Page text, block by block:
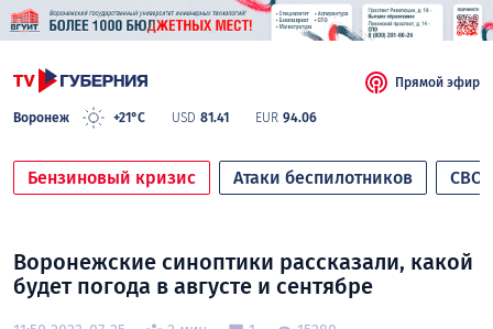
Воронеж +21°C USD 81.41 EUR 94.06
Прямой эфир
Бензиновый кризис Атаки беспилотников СВО
Воронежские синоптики рассказали, какой
будет погода в августе и сентябре